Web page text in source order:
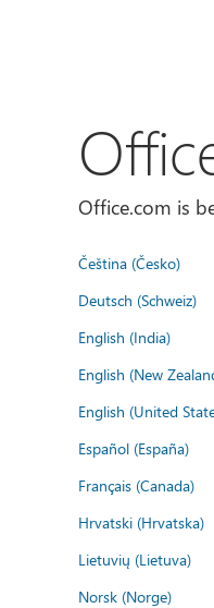
Office.com is
Čeština (Česko)
Deutsch (Schweiz)
English (India)
English (New
English (United
Español (España)
Français (Canada)
Hrvatski (Hrvatska)
Lietuvių (Lietuva)
Norsk (Norge)